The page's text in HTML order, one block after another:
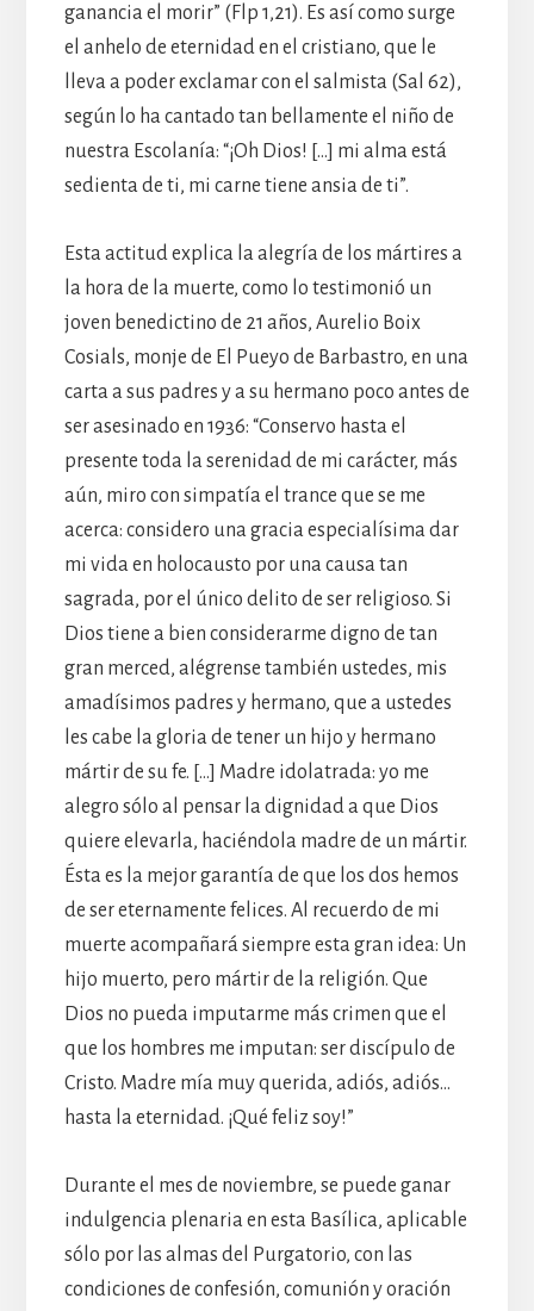
ganancia el morir” (Flp 1,21). Es así como surge
el anhelo de eternidad en el cristiano, que le
lleva a poder exclamar con el salmista (Sal 62),
según lo ha cantado tan bellamente el niño de
nuestra Escolanía: “¡Oh Dios! […] mi alma está
sedienta de ti, mi carne tiene ansia de ti”.
Esta actitud explica la alegría de los mártires a
la hora de la muerte, como lo testimonió un
joven benedictino de 21 años, Aurelio Boix
Cosials, monje de El Pueyo de Barbastro, en una
carta a sus padres y a su hermano poco antes de
ser asesinado en 1936: “Conservo hasta el
presente toda la serenidad de mi carácter, más
aún, miro con simpatía el trance que se me
acerca: considero una gracia especialísima dar
mi vida en holocausto por una causa tan
sagrada, por el único delito de ser religioso. Si
Dios tiene a bien considerarme digno de tan
gran merced, alégrense también ustedes, mis
amadísimos padres y hermano, que a ustedes
les cabe la gloria de tener un hijo y hermano
mártir de su fe. […] Madre idolatrada: yo me
alegro sólo al pensar la dignidad a que Dios
quiere elevarla, haciéndola madre de un mártir.
Ésta es la mejor garantía de que los dos hemos
de ser eternamente felices. Al recuerdo de mi
muerte acompañará siempre esta gran idea: Un
hijo muerto, pero mártir de la religión. Que
Dios no pueda imputarme más crimen que el
que los hombres me imputan: ser discípulo de
Cristo. Madre mía muy querida, adiós, adiós…
hasta la eternidad. ¡Qué feliz soy!”
Durante el mes de noviembre, se puede ganar
indulgencia plenaria en esta Basílica, aplicable
sólo por las almas del Purgatorio, con las
condiciones de confesión, comunión y oración